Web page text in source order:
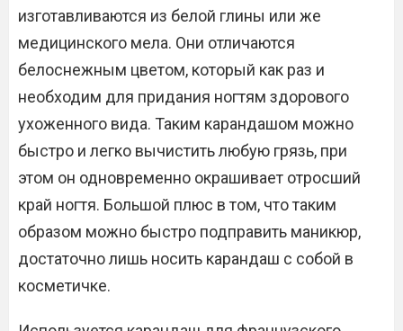
изготавливаются из белой глины или же
медицинского мела. Они отличаются
белоснежным цветом, который как раз и
необходим для придания ногтям здорового
ухоженного вида. Таким карандашом можно
быстро и легко вычистить любую грязь, при
этом он одновременно окрашивает отросший
край ногтя. Большой плюс в том, что таким
образом можно быстро подправить маникюр,
достаточно лишь носить карандаш с собой в
косметичке.